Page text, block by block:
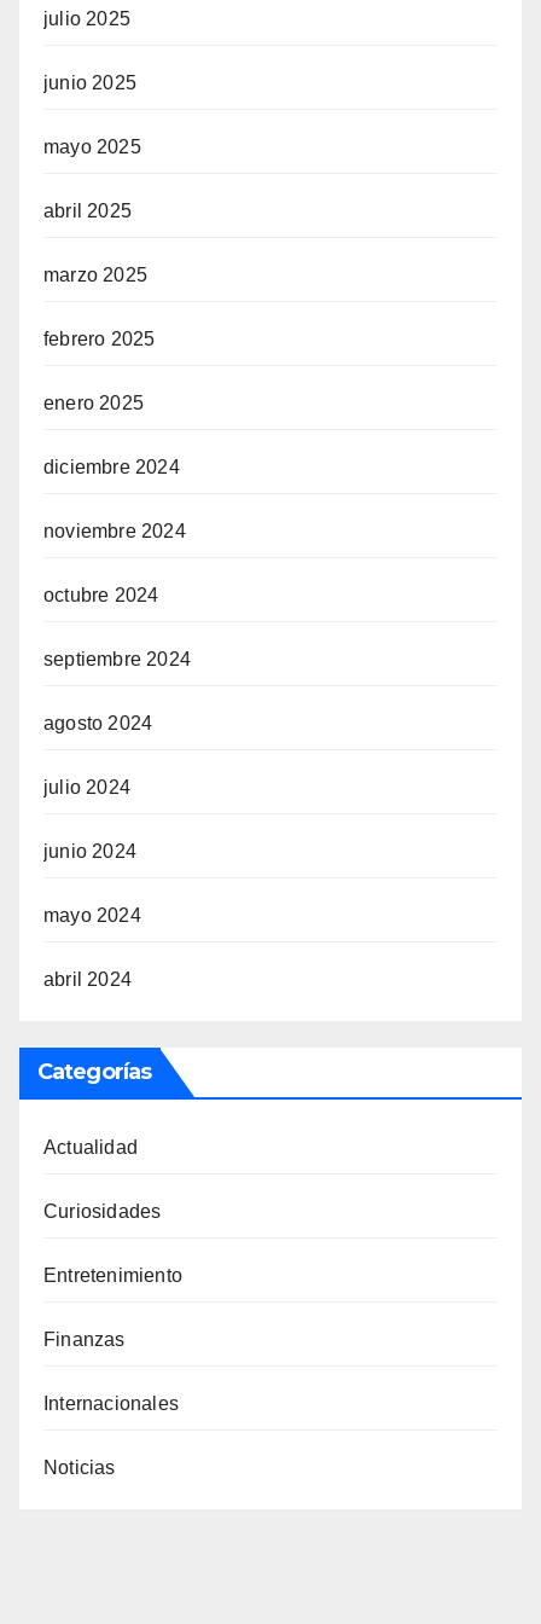
julio 2025
junio 2025
mayo 2025
abril 2025
marzo 2025
febrero 2025
enero 2025
diciembre 2024
noviembre 2024
octubre 2024
septiembre 2024
agosto 2024
julio 2024
junio 2024
mayo 2024
abril 2024
Categorías
Actualidad
Curiosidades
Entretenimiento
Finanzas
Internacionales
Noticias